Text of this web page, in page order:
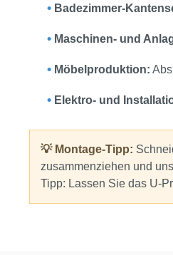
•
• Maschinen- und
• Möbelproduktion:
• Elektro‑ und
💡 Montage-Tipp:
zusammenziehen und
Tipp: Lassen Sie das